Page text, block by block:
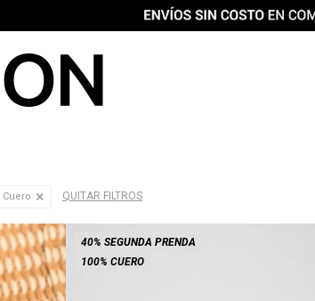
Cuero QUITAR FILTROS
100% CUERO
40% SEGUNDA PRENDA